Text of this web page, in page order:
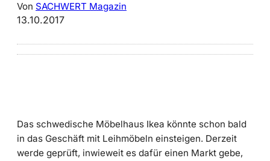
Von SACHWERT Magazin
13.10.2017
Das schwedische Möbelhaus Ikea könnte schon bald
in das Geschäft mit Leihmöbeln einsteigen. Derzeit
werde geprüft, inwieweit es dafür einen Markt gebe,